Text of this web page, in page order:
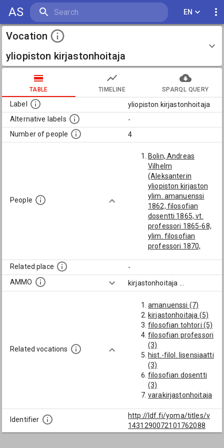
AS EN
Vocation
yliopiston kirjastonhoitaja
TABLE TIMELINE SPARQL QUERY
Label
yliopiston kirjastonhoitaja
Alternative labels
-
Number of people
4
People
Bolin, Andreas
Vilhelm
(Aleksanterin
yliopiston kirjaston
ylim. amanuenssi
1862, filosofian
dosentti 1865, vt.
professori 1865-68,
ylim. filosofian
professori 1870,
1873, ero 1912)
Collan, Karl
Edvard
Törnegren, Karl
Vilhelm
Related place
-
AMMO
kirjastonhoitaja
Related vocations
amanuenssi (7)
kirjastonhoitaja (5)
filosofian tohtori (5)
filosofian professori
(3)
hist.-filol. lisensiaatti
(3)
filosofian dosentti
(3)
varakirjastonhoitaja
säveltäjä (2)
riemumaisteri (2)
hist.-filol.
Identifier
http://ldf.fi/yoma/titles/v
1431290072101762088